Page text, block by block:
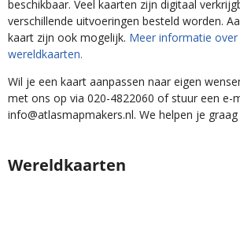
beschikbaar. Veel kaarten zijn digitaal
verschillende uitvoeringen besteld worden.
kaart zijn ook mogelijk. Meer informatie
wereldkaarten.
Wil je een kaart aanpassen naar eigen
met ons op via 020-4822060 of stuur een e-
info@atlasmapmakers.nl. We helpen je
Wereldkaarten